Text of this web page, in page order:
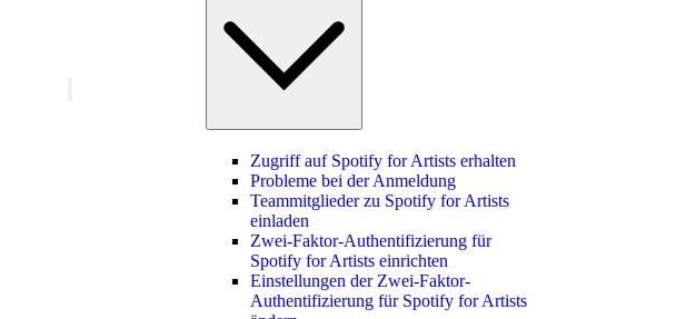
Zugriff auf Spotify for Artists erhalten
Probleme bei der Anmeldung
Teammitglieder zu Spotify for Artists
einladen
Zwei-Faktor-Authentifizierung für
Spotify for Artists einrichten
Einstellungen der Zwei-Faktor-
Authentifizierung für Spotify for Artists